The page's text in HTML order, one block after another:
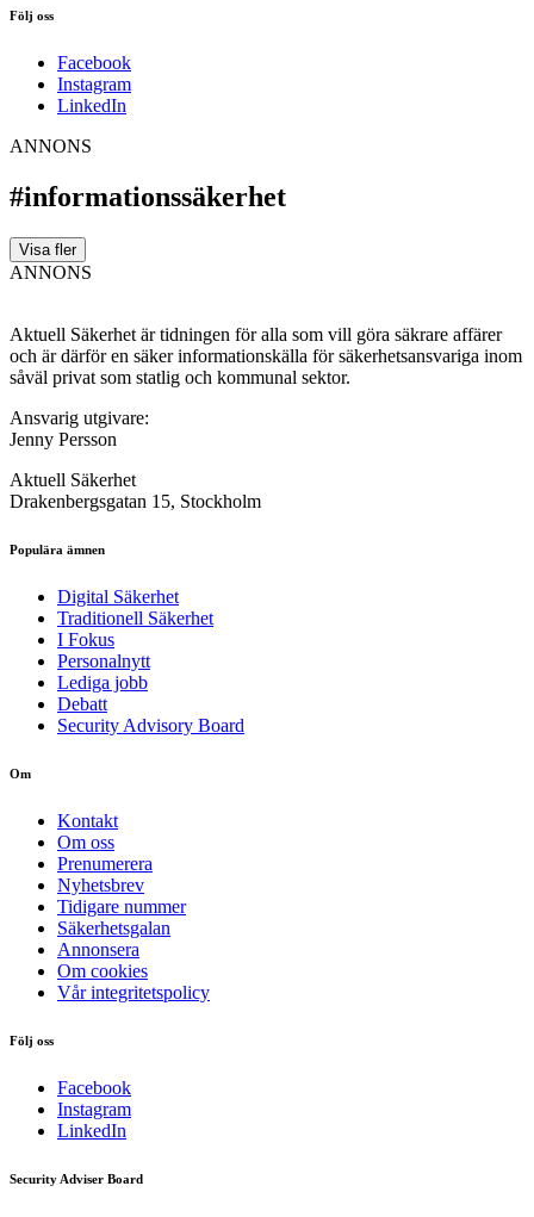
Följ oss
Facebook
Instagram
LinkedIn
ANNONS
#informationssäkerhet
Visa fler
ANNONS
Aktuell Säkerhet är tidningen för alla som vill göra säkrare affärer
och är därför en säker informationskälla för säkerhets­ansvariga inom
såväl privat som statlig och kommunal sektor.
Ansvarig utgivare:
Jenny Persson
Aktuell Säkerhet
Drakenbergsgatan 15, Stockholm
Populära ämnen
Digital Säkerhet
Traditionell Säkerhet
I Fokus
Personalnytt
Lediga jobb
Debatt
Security Advisory Board
Om
Kontakt
Om oss
Prenumerera
Nyhetsbrev
Tidigare nummer
Säkerhetsgalan
Annonsera
Om cookies
Vår integritetspolicy
Följ oss
Facebook
Instagram
LinkedIn
Security Adviser Board